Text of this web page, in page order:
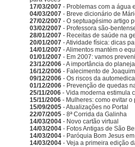
17/03/2007 - Problemas com a água
04/03/2007 - Breve dicionário de
27/02/2007 - O septuagésimo artigo
03/02/2007 - Professora são-
28/01/2007 - Receitas de saúde na
20/01/2007 - Atividade física: dicas
14/01/2007 - Alimentos mantém o
01/01/2007 - Em 2007: vamos
23/12/2006 - A importância do
16/12/2006 - Falecimento de
09/12/2006 - Os riscos da
01/12/2006 - Prevenção de quedas
25/11/2006 - Vida moderna estimula
15/11/2006 - Mulheres: como evitar
15/09/2005 - Atualizações no Portal
22/07/2005 - 8ª Corrida da Galinha
14/03/2004 - Novo cartão virtual
14/03/2004 - Fotos Antigas de São
14/03/2004 - Paróquia Bom Jesus
14/03/2004 - Veja a primeira edição